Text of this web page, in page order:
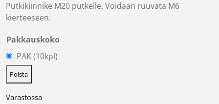
Putkikiinnike M20 putkelle. Voidaan ruuvata M6
kierteeseen.
Pakkauskoko
PAK (10kpl)
Poista
Varastossa